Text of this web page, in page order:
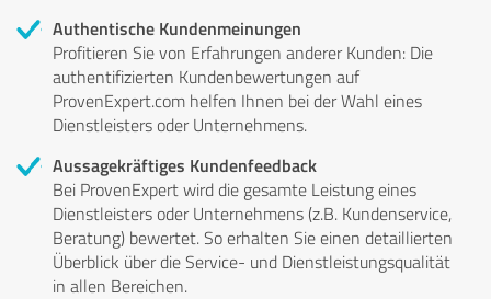
Authentische Kundenmeinungen
Profitieren Sie von Erfahrungen anderer Kunden: Die
authentifizierten Kundenbewertungen auf
ProvenExpert.com helfen Ihnen bei der Wahl eines
Dienstleisters oder Unternehmens.
Aussagekräftiges Kundenfeedback
Bei ProvenExpert wird die gesamte Leistung eines
Dienstleisters oder Unternehmens (z.B. Kundenservice,
Beratung) bewertet. So erhalten Sie einen detaillierten
Überblick über die Service- und Dienstleistungsqualität
in allen Bereichen.